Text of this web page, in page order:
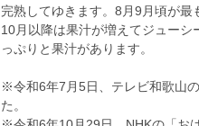
完熟してゆきます。8月9月頃が
10月以降は果汁が増えてジュー
っぷりと果汁があります。
※令和6年7月5日、テレビ和歌山
た。